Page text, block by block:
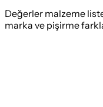
Değerler malzeme
marka ve pişirme